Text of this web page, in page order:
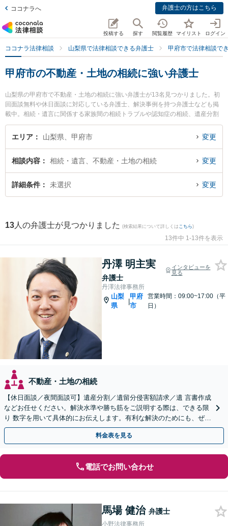
ココナラへ 弁護士の方はこちら
投稿する 探す 閲覧履歴 マイリスト ログイン
ココナラ法律相談 山梨県で法律相談できる弁護士 甲府市で法律相談で
甲府市の不動産・土地の相続に強い弁護士
山梨県の甲府市で不動産・土地の相続に強い弁護士が13名見つかりました。初
回面談無料や休日面談に対応している弁護士、解決事例を持つ弁護士なども掲
載中。相続・遺言に関係する家族間の相続トラブルや認知症の相続、遺産分割
等の細かな分野での絞り込み検索もでき便利です。特に丹澤法律事務所の丹澤
明主実弁護士や小野法律事務所の馬場 健治弁護士、舞鶴法律事務所の斉藤 圭弁
相談したい』『不動産・土地の相続のトラブル解決の実績豊富な近くの弁護士
を検索したい』『初回相談無料で不動産・土地の相続を法律相談できる甲府市
内の弁護士に相談予約したい』などでお困りの相談者さんにおすすめです。
エリア 山梨県、甲府市 変更
相談内容 相続・遺言、不動産・土地の相続 変更
詳細条件 未選択 変更
13 人の弁護士が見つかりました (検索結果について詳しくは こちら)
13件中 1-13件を表示
丹澤 明主実
弁護士
インタビューを
見る
丹澤法律事務所
山梨
県
|
甲府
市
営業時間：09:00~17:00（平
日）
不動産・土地の相続
【休日面談／夜間面談可】遺産分割／遺留分侵害額請求／遺 言書作成
などお任せください。解決水準や勝ち筋をご説明する際は、できる限
り 数字を用いて具体的にお伝えします。有利な解決のためにも、ぜひ
ご相談ください。
料金表を見る
電話でお問い合わせ
馬場 健治 弁護士
小野法律事務所